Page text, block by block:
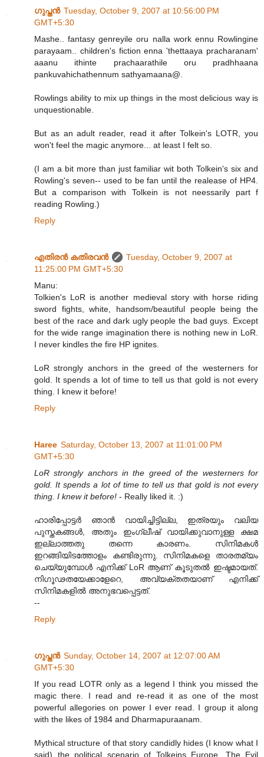
ഗുപ്തന്‍ Tuesday, October 9, 2007 at 10:56:00 PM
GMT+5:30
Mashe.. fantasy genreyile oru nalla work ennu Rowlingine
parayaam.. children's fiction enna 'thettaaya pracharanam'
aaanu ithinte prachaarathile oru pradhhaana
pankuvahichathennum sathyamaana@.
Rowlings ability to mix up things in the most delicious way is
unquestionable.
But as an adult reader, read it after Tolkein's LOTR, you
won't feel the magic anymore... at least I felt so.
(I am a bit more than just familiar wit both Tolkein's six and
Rowling's seven-- used to be fan until the realease of HP4.
But a comparison with Tolkein is not neessarily part f
reading Rowling.)
Reply
എതിരന്‍ കതിരവന്‍
Tuesday, October 9, 2007 at
11:25:00 PM GMT+5:30
Manu:
Tolkien's LoR is another medieval story with horse riding
sword fights, white, handsom/beautiful people being the
best of the race and dark ugly people the bad guys. Except
for the wide range imagination there is nothing new in LoR.
I never kindles the fire HP ignites.
LoR strongly anchors in the greed of the westerners for
gold. It spends a lot of time to tell us that gold is not every
thing. I knew it before!
Reply
Haree Saturday, October 13, 2007 at 11:01:00 PM
GMT+5:30
LoR strongly anchors in the greed of the westerners for
gold. It spends a lot of time to tell us that gold is not every
thing. I knew it before! - Really liked it. :)
ഹാരിപ്പോട്ടര്‍ ഞാന്‍ വായിച്ചിട്ടില്ല, ഇത്രയും വലിയ
പുസ്തകങ്ങള്‍, അതും ഇംഗ്ലീഷ് വായിക്കുവാനുള്ള ക്ഷമ
ഇല്ലാത്തതു തന്നെ കാരണം. സിനിമകള്‍
ഇറങ്ങിയിടത്തോളം കണ്ടിരുന്നു. സിനിമകളെ താരതമ്യം
ചെയ്യുമ്പോള്‍ എനിക്ക് LoR ആണ് കൂടുതല്‍ ഇഷ്ടമായത്.
നിഗൂഢതയേക്കാളേറെ, അവ്യക്തതയാണ് എനിക്ക്
സിനിമകളില്‍ അനുഭവപ്പെട്ടത്.
--
Reply
ഗുപ്തന്‍ Sunday, October 14, 2007 at 12:07:00 AM
GMT+5:30
If you read LOTR only as a legend I think you missed the
magic there. I read and re-read it as one of the most
powerful allegories on power I ever read. I group it along
with the likes of 1984 and Dharmapuraanam.
Mythical structure of that story candidly hides (I know what I
said) the political scenario of Tolkeins Europe. The Evil